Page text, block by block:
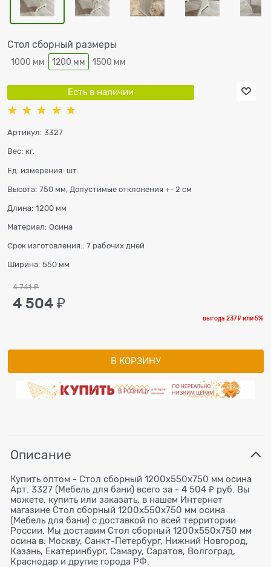
Стол сборный размеры
1000 мм 1200 мм 1500 мм
Есть в наличии
Артикул: 3327
Вес: кг.
Ед. измерения: шт.
Высота: 750 мм, Допустимые отклонения +- 2 см
Длина: 1200 мм
Материал: Осина
Срок изготовления:: 7 рабочих дней
Ширина: 550 мм
4 741 ₽
4 504 ₽
выгода237 ₽или5%
В КОРЗИНУ
Описание
Купить оптом - Стол сборный 1200х550х750 мм осина
Арт. 3327 (Мебель для бани) всего за - 4 504 ₽ руб. Вы
можете, купить или заказать, в нашем Интернет
магазине Стол сборный 1200х550х750 мм осина
(Мебель для бани) с доставкой по всей территории
России. Мы доставим Стол сборный 1200х550х750 мм
осина в: Москву, Санкт-Петербург, Нижний Новгород,
Казань, Екатеринбург, Самару, Саратов, Волгоград,
Краснодар и другие города РФ.